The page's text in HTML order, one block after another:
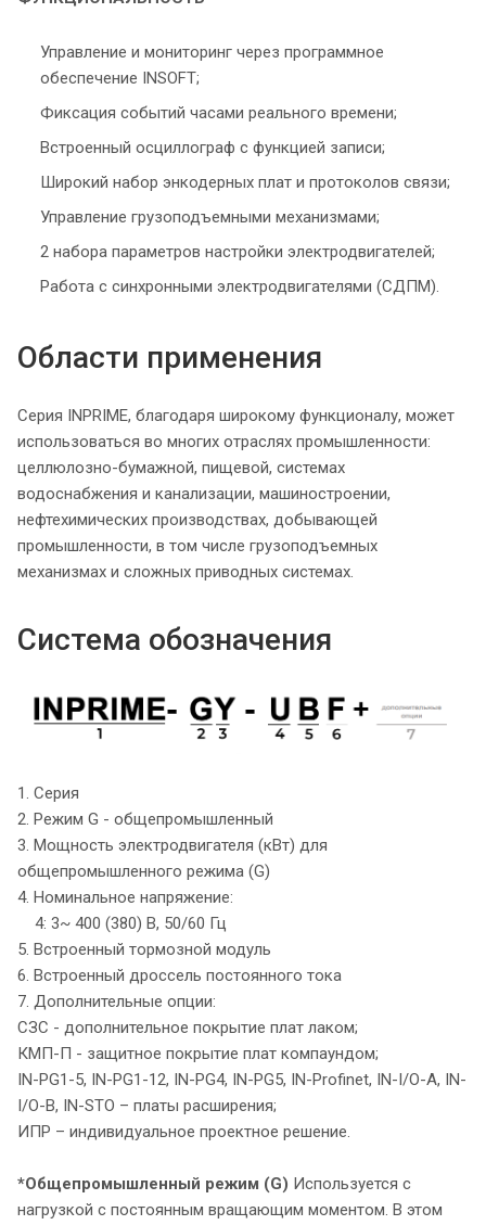
Управление и мониторинг через программное
обеспечение INSOFT;
Фиксация событий часами реального времени;
Встроенный осциллограф с функцией записи;
Широкий набор энкодерных плат и протоколов связи;
Управление грузоподъемными механизмами;
2 набора параметров настройки электродвигателей;
Работа с синхронными электродвигателями (СДПМ).
Области применения
Серия INPRIME, благодаря широкому функционалу, может
использоваться во многих отраслях промышленности:
целлюлозно-бумажной, пищевой, системах
водоснабжения и канализации, машиностроении,
нефтехимических производствах, добывающей
промышленности, в том числе грузоподъемных
механизмах и сложных приводных системах.
Система обозначения
1. Серия
2. Режим G - общепромышленный
3. Мощность электродвигателя (кВт) для
общепромышленного режима (G)
4. Номинальное напряжение:
4: 3~ 400 (380) В, 50/60 Гц
5. Встроенный тормозной модуль
6. Встроенный дроссель постоянного тока
7. Дополнительные опции:
СЗС - дополнительное покрытие плат лаком;
КМП-П - защитное покрытие плат компаундом;
IN-PG1-5, IN-PG1-12, IN-PG4, IN-PG5, IN-Profinet, IN-I/O-A, IN-
I/O-В, IN-STO – платы расширения;
ИПР – индивидуальное проектное решение.
*Общепромышленный режим (G) Используется с
нагрузкой с постоянным вращающим моментом. В этом